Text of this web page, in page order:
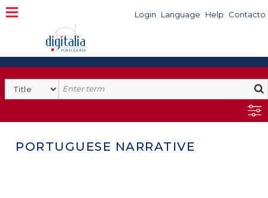
Login Language Help Contacto
PORTUGUESE NARRATIVE